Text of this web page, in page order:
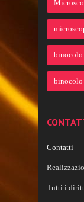
binocolo
binocolo
Contatti
Tutti i